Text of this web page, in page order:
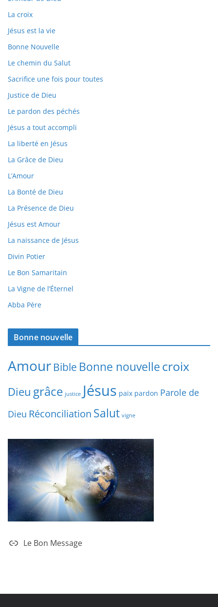
La croix
Jésus est la vie
Bonne Nouvelle
Le chemin du Salut
Sacrifice une fois pour toutes
Justice de Dieu
Le pardon des péchés
Jésus a tout accompli
La liberté en Jésus
La Grâce de Dieu
L’Amour
La Bonté de Dieu
La Présence de Dieu
Jésus est Amour
La naissance de Jésus
Divin Potier
Le Bon Samaritain
La Vigne de l’Éternel
Abba Père
Bonne nouvelle
Amour Bible Bonne nouvellecroix
Dieu grâce justice Jésus paix pardon Parole de
Dieu Réconciliation Salut vigne
Le Bon Message